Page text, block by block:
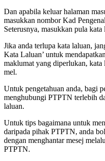
Dan apabila keluar halaman
masukkan nombor Kad
Seterusnya, masukkan pula kata
Jika anda terlupa kata laluan,
Kata Laluan’ untuk
maklumat yang diperlukan,
mel.
Untuk pengetahuan anda, bagi
menghubungi PTPTN terlebih
laluan.
Untuk tips bagaimana untuk
daripada pihak PTPTN, anda
dengan menghantar mesej
PTPTN.